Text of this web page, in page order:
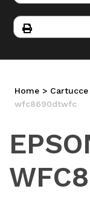
Home >
wfc8690dtwfc